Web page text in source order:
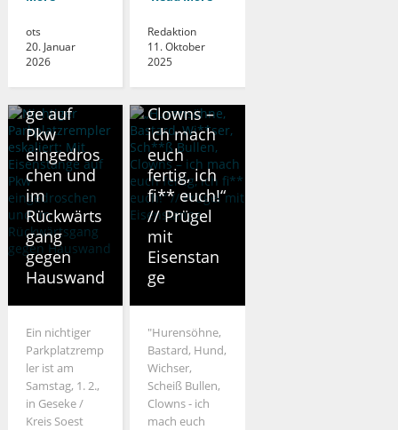
ots
20. Januar
2026
Redaktion
11. Oktober
2025
empler
eskaliert:
Mit
Eisenstan
ge auf
Pkw
eingedros
chen und
im
Rückwärts
gang
gegen
Hauswand
Ein nichtiger
Parkplatzremp
ler ist am
Samstag, 1. 2.,
in Geseke /
Kreis Soest
Bastard,
Wi**ser,
Sch**ß
Bullen,
Clowns –
ich mach
euch
fertig, ich
fi** euch!“
// Prügel
mit
Eisenstan
ge
"Hurensöhne,
Bastard, Hund,
Wichser,
Scheiß Bullen,
Clowns - ich
mach euch